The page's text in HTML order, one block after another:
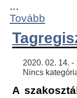
Tovább
Nincs
A